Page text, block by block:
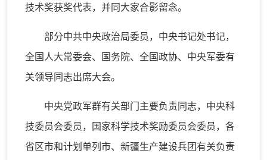
技术奖获奖代表，并同大家合影留念。
部分中共中央政治局委员，中央书记处书记，
全国人大常委会、国务院、全国政协、中央军委有
关领导同志出席大会。
中央党政军群有关部门主要负责同志，中央科
技委员会委员，国家科学技术奖励委员会委员，各
省区市和计划单列市、新疆生产建设兵团有关负责